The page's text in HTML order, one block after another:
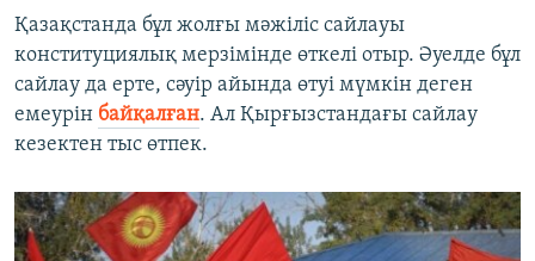
Қазақстанда бұл жолғы мәжіліс сайлауы
конституциялық мерзімінде өткелі отыр. Әуелде бұл
сайлау да ерте, сәуір айында өтуі мүмкін деген
емеурін байқалған. Ал Қырғызстандағы сайлау
кезектен тыс өтпек.